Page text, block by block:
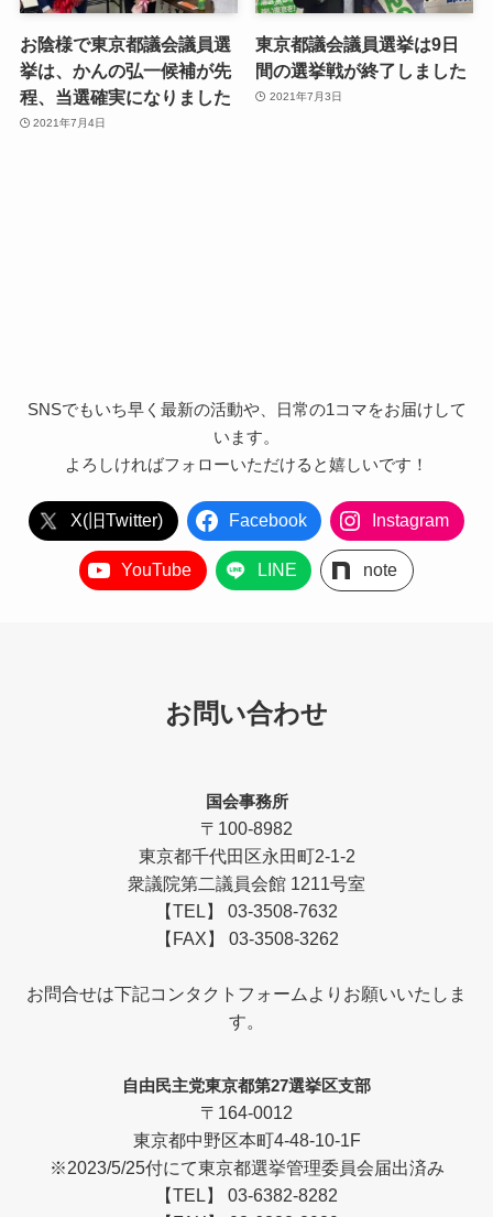
お陰様で東京都議会議員選
挙は、かんの弘一候補が先
程、当選確実になりました
2021年7月4日
東京都議会議員選挙は9日
間の選挙戦が終了しました
2021年7月3日
SNSでもいち早く最新の活動や、日常の1コマをお届けして
います。
よろしければフォローいただけると嬉しいです！
X(旧Twitter) Facebook Instagram
YouTube LINE note
お問い合わせ
国会事務所
〒100-8982
東京都千代田区永田町2-1-2
衆議院第二議員会館 1211号室
【TEL】 03-3508-7632
【FAX】 03-3508-3262
お問合せは下記コンタクトフォームよりお願いいたしま
す。
自由民主党東京都第27選挙区支部
〒164-0012
東京都中野区本町4-48-10-1F
※2023/5/25付にて東京都選挙管理委員会届出済み
【TEL】 03-6382-8282